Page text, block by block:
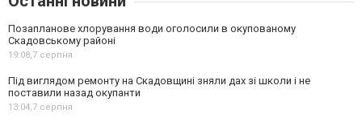
Позапланове хлорування води оголосили в окупованому
Скадовському районі
19:08,7 серпня
Під виглядом ремонту на Скадовщині зняли дах зі школи і не
поставили назад окупанти
13:04,7 серпня